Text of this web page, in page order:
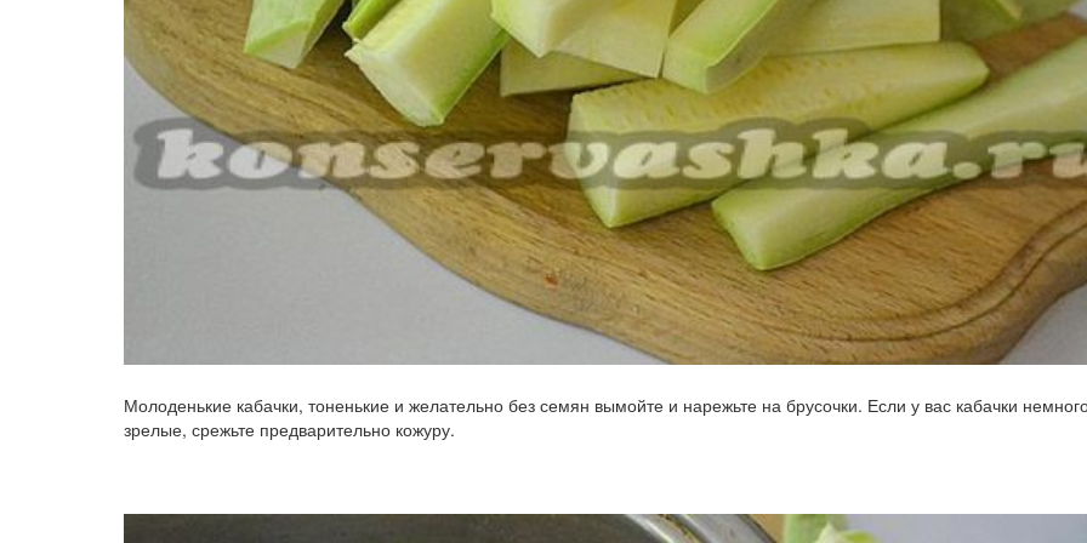
Молоденькие кабачки, тоненькие и желательно без семян вымойте и нарежьте на брусочки. Если у вас кабачки
зрелые, срежьте предварительно кожуру.